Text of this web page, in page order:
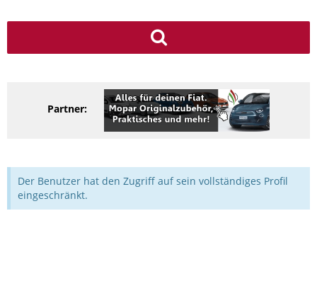
Partner:
Der Benutzer hat den Zugriff auf sein vollständiges Profil
eingeschränkt.